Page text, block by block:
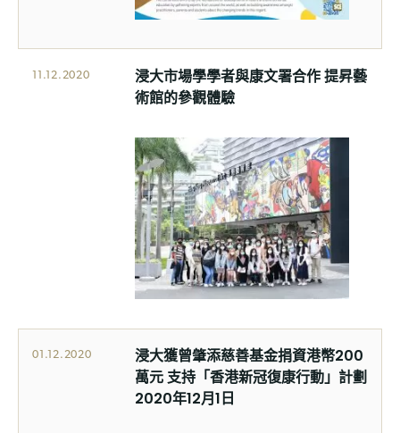
11.12.2020
浸大市場學學者與康文署合作 提昇藝
術館的參觀體驗
01.12.2020
浸大獲曾肇添慈善基金捐資港幣200
萬元 支持「香港新冠復康行動」計劃
2020年12月1日